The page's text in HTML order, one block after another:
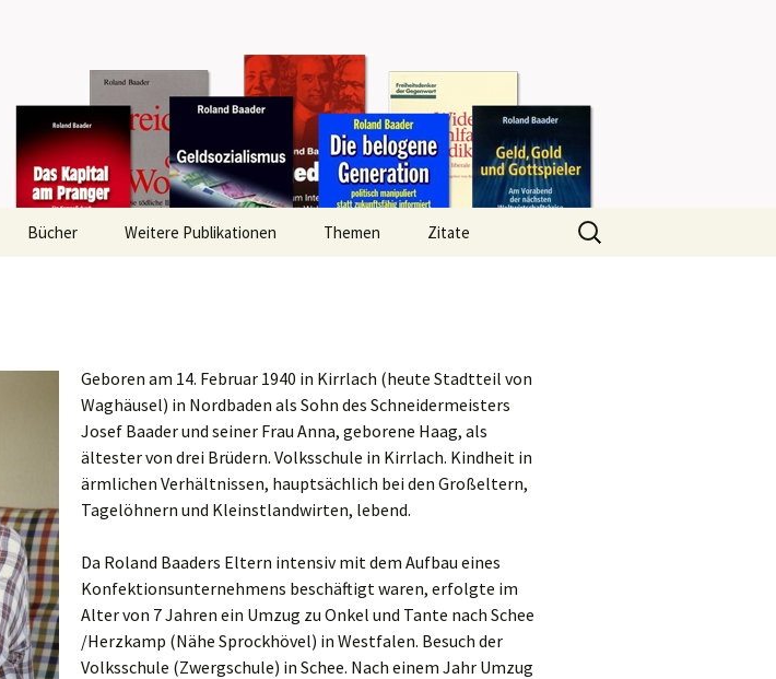
Bücher Weitere Publikationen
Buchbeiträge
Interviews
Rezensionen
Themen Zitate
Search
for:
Geboren am 14. Februar 1940 in Kirrlach (heute Stadtteil von
Waghäusel) in Nordbaden als Sohn des Schneidermeisters
Josef Baader und seiner Frau Anna, geborene Haag, als
ältester von drei Brüdern. Volksschule in Kirrlach. Kindheit in
ärmlichen Verhältnissen, hauptsächlich bei den Großeltern,
Tagelöhnern und Kleinstlandwirten, lebend.
Da Roland Baaders Eltern intensiv mit dem Aufbau eines
Konfektionsunternehmens beschäftigt waren, erfolgte im
Alter von 7 Jahren ein Umzug zu Onkel und Tante nach Schee
/Herzkamp (Nähe Sprockhövel) in Westfalen. Besuch der
Volksschule (Zwergschule) in Schee. Nach einem Jahr Umzug